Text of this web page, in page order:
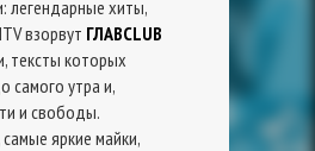
легендарные хиты,
взорвут ГЛАВСLUB
тексты которых
самого утра и,
и свободы.
яркие майки,